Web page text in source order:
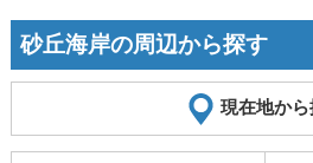
砂丘海岸の周辺から探す
現在地か